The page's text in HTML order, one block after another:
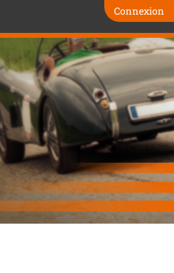
Connexion